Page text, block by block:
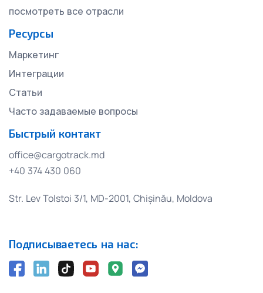
посмотреть все отрасли
Ресурсы
Маркетинг
Интеграции
Статьи
Часто задаваемые вопросы
Быстрый контакт
office@cargotrack.md
+40 374 430 060
Str. Lev Tolstoi 3/1, MD-2001, Chișinău, Moldova
Подписываетесь на нас: